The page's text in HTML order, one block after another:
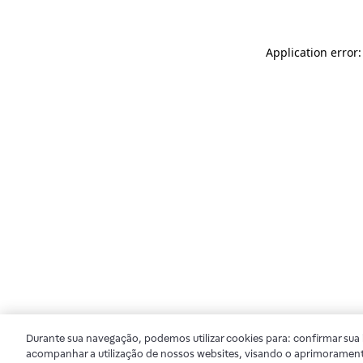
Application
Durante sua navegação, podemos utilizar cookies para: confirmar
acompanhar a utilização de nossos websites, visando o